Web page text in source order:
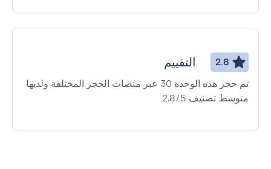
2.8 التقييم
تم حجز هذه الوحدة 30 عبر منصات الحجز المختلفة ولديها
متوسط ​​تصنيف 2.8/5